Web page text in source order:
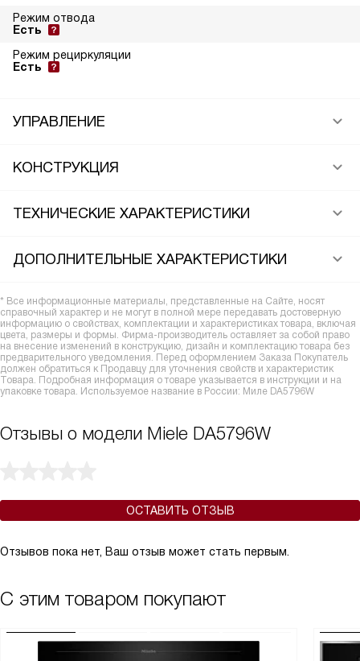
Режим отвода
Есть
Режим рециркуляции
Есть
УПРАВЛЕНИЕ
КОНСТРУКЦИЯ
ТЕХНИЧЕСКИЕ ХАРАКТЕРИСТИКИ
ДОПОЛНИТЕЛЬНЫЕ ХАРАКТЕРИСТИКИ
* Все информационные материалы, представленные на Сайте, носят
справочный характер и не могут в полной мере передавать достоверную
информацию о свойствах, комплектации и характеристиках товара, включая
цвета, размеры и формы. Фирма-производитель оставляет за собой право
на внесение изменений в конструкцию, дизайн и комплектацию товара без
предварительного уведомления. Перед оформлением Заказа Покупатель
должен обратиться к Продавцу для уточнения свойств и характеристик
Товара. Подробная информация о товаре указывается в инструкции и на
упаковке товара. Используемое название в России: Миле DA5796W
Отзывы о модели Miele DA5796W
ОСТАВИТЬ ОТЗЫВ
Отзывов пока нет, Ваш отзыв может стать первым.
С этим товаром покупают